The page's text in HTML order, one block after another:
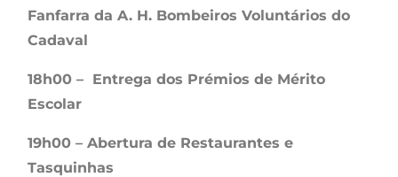
Fanfarra da A. H. Bombeiros Voluntários do
Cadaval
18h00 – Entrega dos Prémios de Mérito
Escolar
19h00 – Abertura de Restaurantes e
Tasquinhas